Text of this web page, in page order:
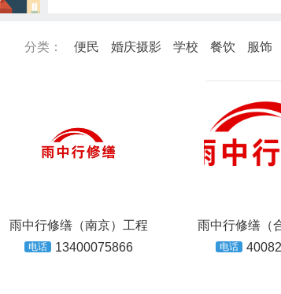
分类： 便民 婚庆摄影 学校 餐饮 服饰
雨中行修缮（南京）工程
电话 13400075866
雨中行修缮（
电话